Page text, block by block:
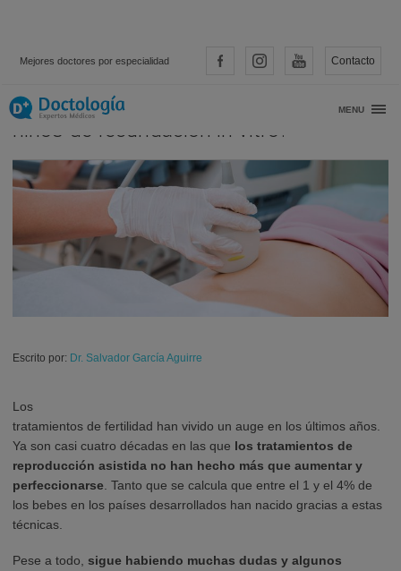
Mejores doctores por especialidad Contacto
MENU
¿Nacen con mas enfermedades los
niños de fecundación in vitro?
Escrito por: Dr. Salvador García Aguirre
Los
tratamientos de fertilidad han vivido un auge en los últimos años.
Ya son casi cuatro décadas en las que los tratamientos de
reproducción asistida no han hecho más que aumentar y
perfeccionarse . Tanto que se calcula que entre el 1 y el 4% de
los bebes en los países desarrollados han nacido gracias a estas
técnicas.
Pese a todo, sigue habiendo muchas dudas y algunos